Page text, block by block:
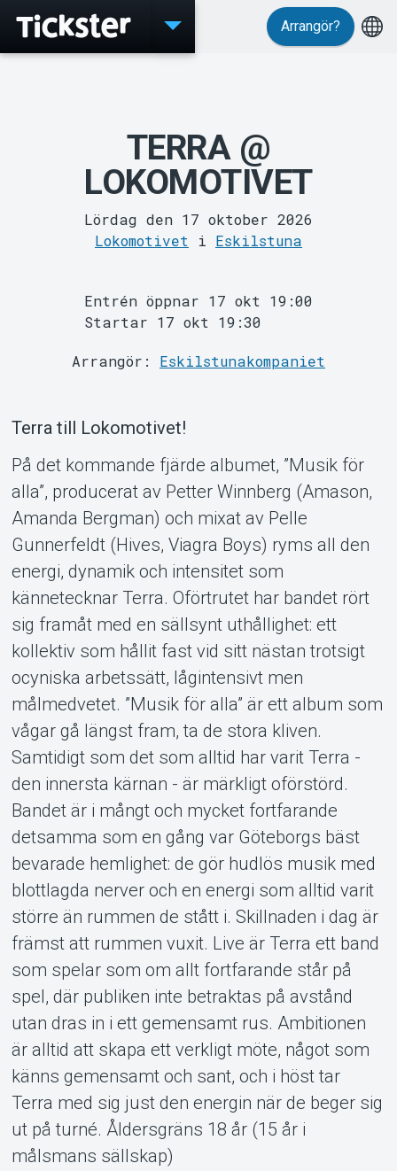
Support
Om Tickster
Arrangör?
TERRA @
LOKOMOTIVET
Lördag den 17 oktober 2026
Lokomotivet i Eskilstuna
Entrén öppnar 17 okt 19:00
Startar 17 okt 19:30
Arrangör: Eskilstunakompaniet
Terra till Lokomotivet!
På det kommande fjärde albumet, ”Musik för
alla”, producerat av Petter Winnberg (Amason,
Amanda Bergman) och mixat av Pelle
Gunnerfeldt (Hives, Viagra Boys) ryms all den
energi, dynamik och intensitet som
kännetecknar Terra. Oförtrutet har bandet rört
sig framåt med en sällsynt uthållighet: ett
kollektiv som hållit fast vid sitt nästan trotsigt
ocyniska arbetssätt, lågintensivt men
målmedvetet. ”Musik för alla” är ett album som
vågar gå längst fram, ta de stora kliven.
Samtidigt som det som alltid har varit Terra -
den innersta kärnan - är märkligt oförstörd.
Bandet är i mångt och mycket fortfarande
detsamma som en gång var Göteborgs bäst
bevarade hemlighet: de gör hudlös musik med
blottlagda nerver och en energi som alltid varit
större än rummen de stått i. Skillnaden i dag är
främst att rummen vuxit. Live är Terra ett band
som spelar som om allt fortfarande står på
spel, där publiken inte betraktas på avstånd
utan dras in i ett gemensamt rus. Ambitionen
är alltid att skapa ett verkligt möte, något som
känns gemensamt och sant, och i höst tar
Terra med sig just den energin när de beger sig
ut på turné. Åldersgräns 18 år (15 år i
målsmans sällskap)